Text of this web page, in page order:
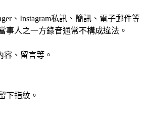
、Instagram私訊、簡訊、電子郵
事人之一方錄音通常不構成違法。
、留言等。
下指紋。